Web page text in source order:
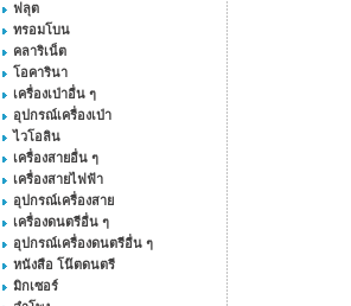
ฟลุต
ทรอมโบน
คลาริเน็ต
โอคารินา
เครื่องเป่าอื่น ๆ
อุปกรณ์เครื่องเป่า
ไวโอลิน
เครื่องสายอื่น ๆ
เครื่องสายไฟฟ้า
อุปกรณ์เครื่องสาย
เครื่องดนตรีอื่น ๆ
อุปกรณ์เครื่องดนตรีอื่น ๆ
หนังสือ โน๊ตดนตรี
มิกเซอร์